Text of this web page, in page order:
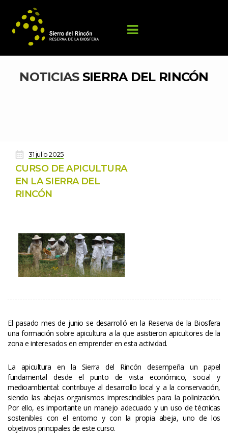
NOTICIAS SIERRA DEL RINCÓN
31 julio 2025
CURSO DE APICULTURA
EN LA SIERRA DEL
RINCÓN
El pasado mes de junio se desarrolló en la Reserva de la Biosfera
una formación sobre apicultura a la que asistieron apicultores de la
zona e interesados en emprender en esta actividad.
La apicultura en la Sierra del Rincón desempeña un papel
fundamental desde el punto de vista económico, social y
medioambiental: contribuye al desarrollo local y a la conservación,
iendo las abejas organismos imprescindibles para la polinización.
Por ello, es importante un manejo adecuado y un uso de técnicas
ostenibles con el entorno y con la propia abeja, uno de los
objetivos principales de este curso.